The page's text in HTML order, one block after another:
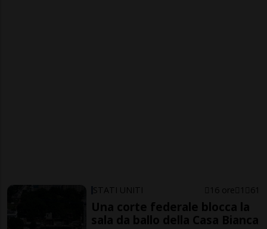
STATI UNITI 16 ore 1 61
Una corte federale blocca la
sala da ballo della Casa Bianca